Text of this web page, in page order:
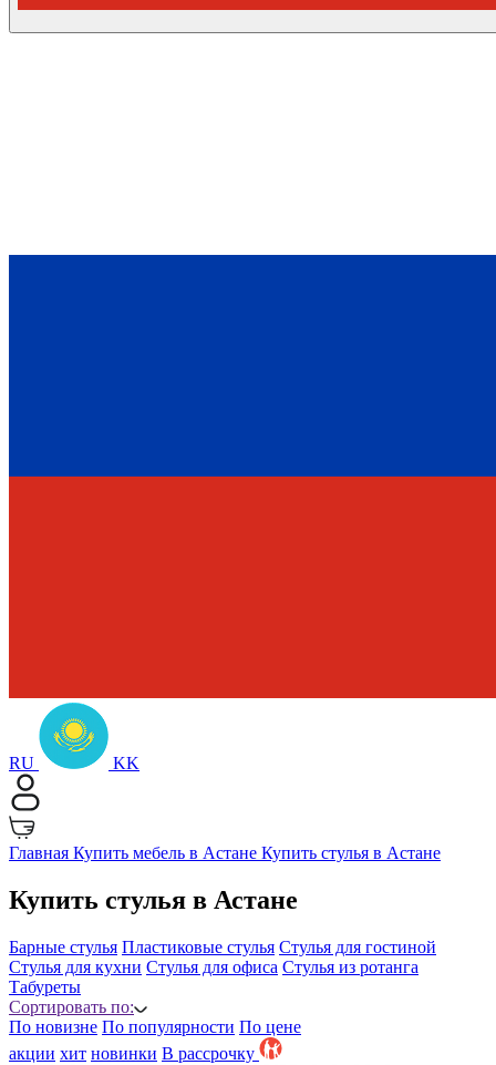
RU KK
Главная Купить мебель в Астане Купить стулья в Астане
Купить стулья в Астане
Барные стулья Пластиковые стулья Стулья для гостиной
Стулья для кухни Стулья для офиса Стулья из ротанга
Табуреты
Сортировать по:
По новизне По популярности По цене
акции хит новинки B рассрочку